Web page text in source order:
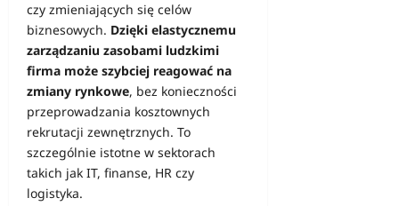
czy zmieniających się celów
biznesowych. Dzięki elastycznemu
zarządzaniu zasobami ludzkimi
firma może szybciej reagować na
zmiany rynkowe, bez konieczności
przeprowadzania kosztownych
rekrutacji zewnętrznych. To
szczególnie istotne w sektorach
takich jak IT, finanse, HR czy
logistyka.